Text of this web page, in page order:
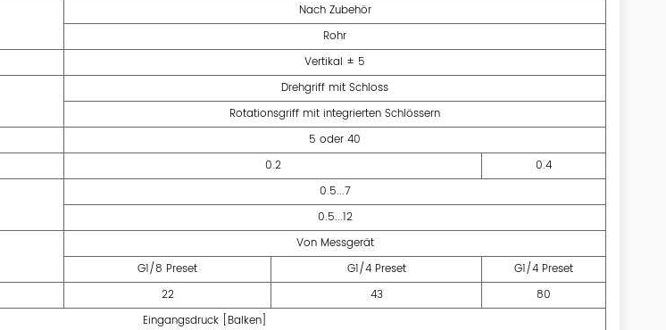
Nach Zubehör
Rohr
Vertikal ± 5
Drehgriff mit Schloss
Rotationsgriff mit integrierten Schlössern
5 oder 40
0.2 0.4
0.5...7
0.5...12
Von Messgerät
G1/8 Preset
G1/4 Preset
G1/4 Preset
22 43
80
Eingangsdruck [Balken]